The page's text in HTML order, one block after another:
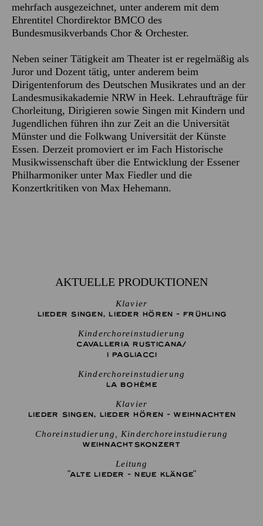
mehrfach ausgezeichnet, unter anderem mit dem
Ehrentitel Chordirektor BMCO des
Bundesmusikverbands Chor & Orchester.
Neben seiner Tätigkeit am Theater ist er regelmäßig als
Juror und Dozent tätig, unter anderem beim
Dirigentenforum des Deutschen Musikrates und an der
Landesmusikakademie NRW in Heek. Lehraufträge für
Chorleitung, Dirigieren sowie Singen mit Kindern und
Jugendlichen führen ihn zur Zeit an die Universität
Münster und die Folkwang Universität der Künste
Essen. Derzeit promoviert er im Fach Historische
Musikwissenschaft über die Entwicklung der Essener
Philharmoniker unter Max Fiedler und die
Konzertkritiken von Max Hehemann.
AKTUELLE PRODUKTIONEN
Klavier
LIEDER SINGEN, LIEDER HÖREN - FRÜHLING
Kinderchoreinstudierung
CAVALLERIA RUSTICANA/
I PAGLIACCI
Kinderchoreinstudierung
LA BOHÈME
Klavier
LIEDER SINGEN, LIEDER HÖREN - WEIHNACHTEN
Choreinstudierung, Kinderchoreinstudierung
WEIHNACHTS­KONZERT
Leitung
"ALTE LIEDER - NEUE KLÄNGE"